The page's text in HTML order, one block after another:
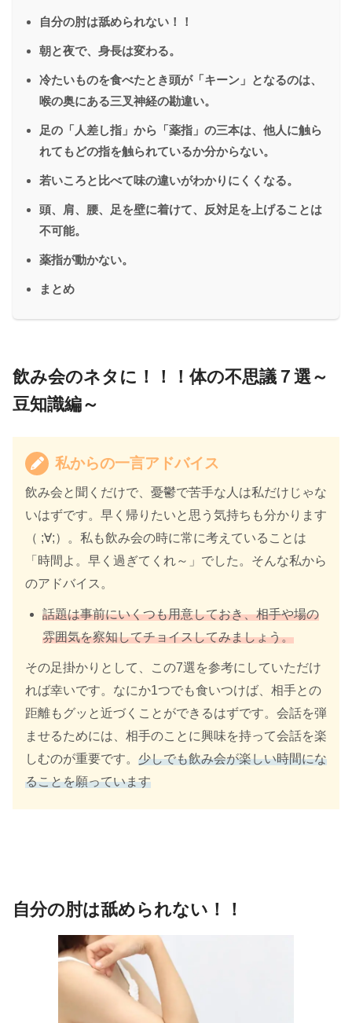
自分の肘は舐められない！！
朝と夜で、身長は変わる。
冷たいものを食べたとき頭が「キーン」となるのは、
喉の奥にある三叉神経の勘違い。
足の「人差し指」から「薬指」の三本は、他人に触ら
れてもどの指を触られているか分からない。
若いころと比べて味の違いがわかりにくくなる。
頭、肩、腰、足を壁に着けて、反対足を上げることは
不可能。
薬指が動かない。
まとめ
飲み会のネタに！！！体の不思議７選～
豆知識編～
私からの一言アドバイス
飲み会と聞くだけで、憂鬱で苦手な人は私だけじゃな
いはずです。早く帰りたいと思う気持ちも分かります
（ ;∀;）。私も飲み会の時に常に考えていることは
「時間よ。早く過ぎてくれ～」でした。そんな私から
のアドバイス。
話題は事前にいくつも用意しておき、相手や場の
雰囲気を察知してチョイスしてみましょう。
その足掛かりとして、この7選を参考にしていただけ
れば幸いです。なにか1つでも食いつけば、相手との
距離もグッと近づくことができるはずです。会話を弾
ませるためには、相手のことに興味を持って会話を楽
しむのが重要です。 少しでも飲み会が楽しい時間にな
ることを願っています
自分の肘は舐められない！！